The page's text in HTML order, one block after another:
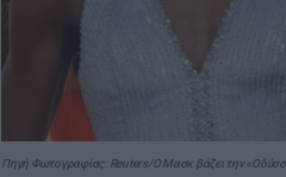
Πηγή Φωτογραφίας: Reuters/Ο Μασκ βάζει την